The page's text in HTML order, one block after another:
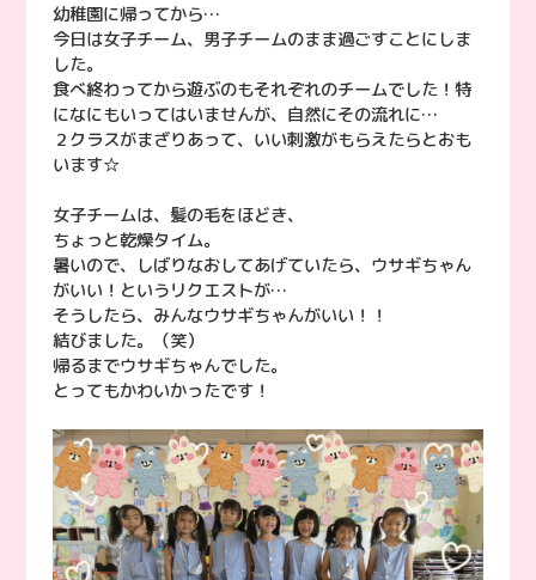
幼稚園に帰ってから…
今日は女子チーム、男子チームのまま過ごすことにしま
した。
食べ終わってから遊ぶのもそれぞれのチームでした！特
になにもいってはいませんが、自然にその流れに…
２クラスがまざりあって、いい刺激がもらえたらとおも
います☆
女子チームは、髪の毛をほどき、
ちょっと乾燥タイム。
暑いので、しばりなおしてあげていたら、ウサギちゃん
がいい！というリクエストが…
そうしたら、みんなウサギちゃんがいい！！
結びました。（笑）
帰るまでウサギちゃんでした。
とってもかわいかったです！